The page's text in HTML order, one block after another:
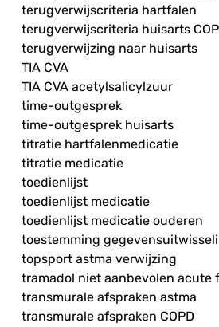
terugverwijscriteria hartfalen
terugverwijscriteria huisarts
terugverwijzing naar huisarts
TIA CVA
TIA CVA acetylsalicylzuur
time-outgesprek
time-outgesprek huisarts
titratie hartfalenmedicatie
titratie medicatie
toedienlijst
toedienlijst medicatie
toedienlijst medicatie ouderen
toestemming
topsport astma verwijzing
tramadol niet aanbevolen acute
transmurale afspraken astma
transmurale afspraken COPD